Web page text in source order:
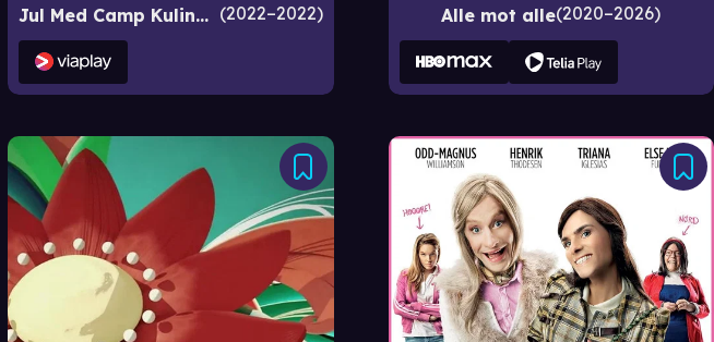
Jul Med Camp Kulinaris 2022–2022 Alle mot alle 2020–2026